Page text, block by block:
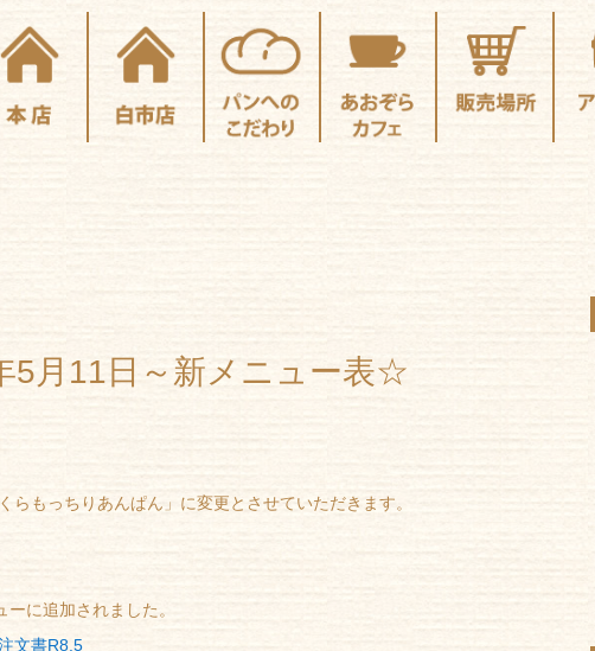
5月11日～新メニュー表☆
もっちりあんぱん」に変更とさせていただきます。
に追加されました。
文書R8.5